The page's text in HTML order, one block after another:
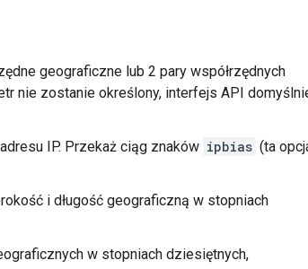
geograficzne lub 2 pary współrzędnych
nie zostanie określony, interfejs API
IP. Przekaż ciąg znaków ipbias (ta
i długość geograficzną w stopniach
w stopniach dziesiętnych,